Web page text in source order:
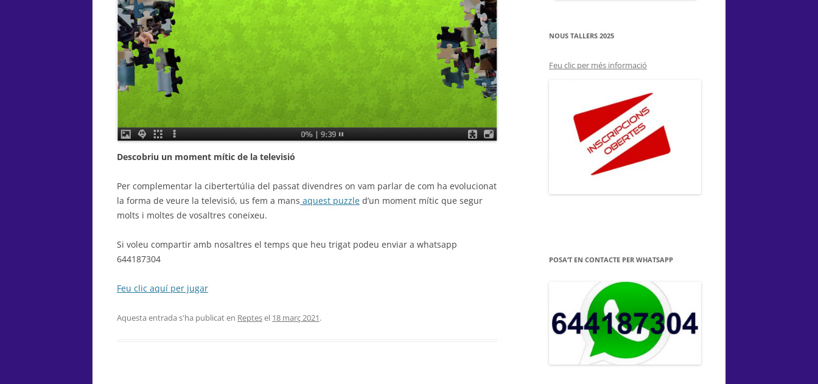
Descobriu un moment mític de la televisió
Per complementar la cibertertúlia del passat divendres on vam parlar de com ha evolucionat
la forma de veure la televisió, us fem a mans aquest puzzle d’un moment mític que segur
molts i moltes de vosaltres coneixeu.
Si voleu compartir amb nosaltres el temps que heu trigat podeu enviar a whatsapp
644187304
Feu clic aquí per jugar
Aquesta entrada s'ha publicat en Reptesel 18 març 2021.
NOUS TALLERS 2025
Feu clic per més informació
POSA’T EN CONTACTE PER WHATSAPP